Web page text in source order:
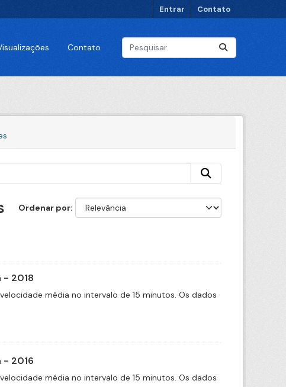
Entrar Contato
Contato
Ordenar por
- 2018
média no intervalo de 15 minutos. Os dados
- 2016
média no intervalo de 15 minutos. Os dados